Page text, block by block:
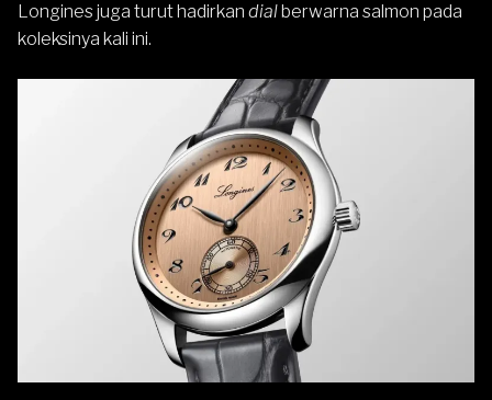
Longines juga turut hadirkan dialberwarna salmon pada
koleksinya kali ini.